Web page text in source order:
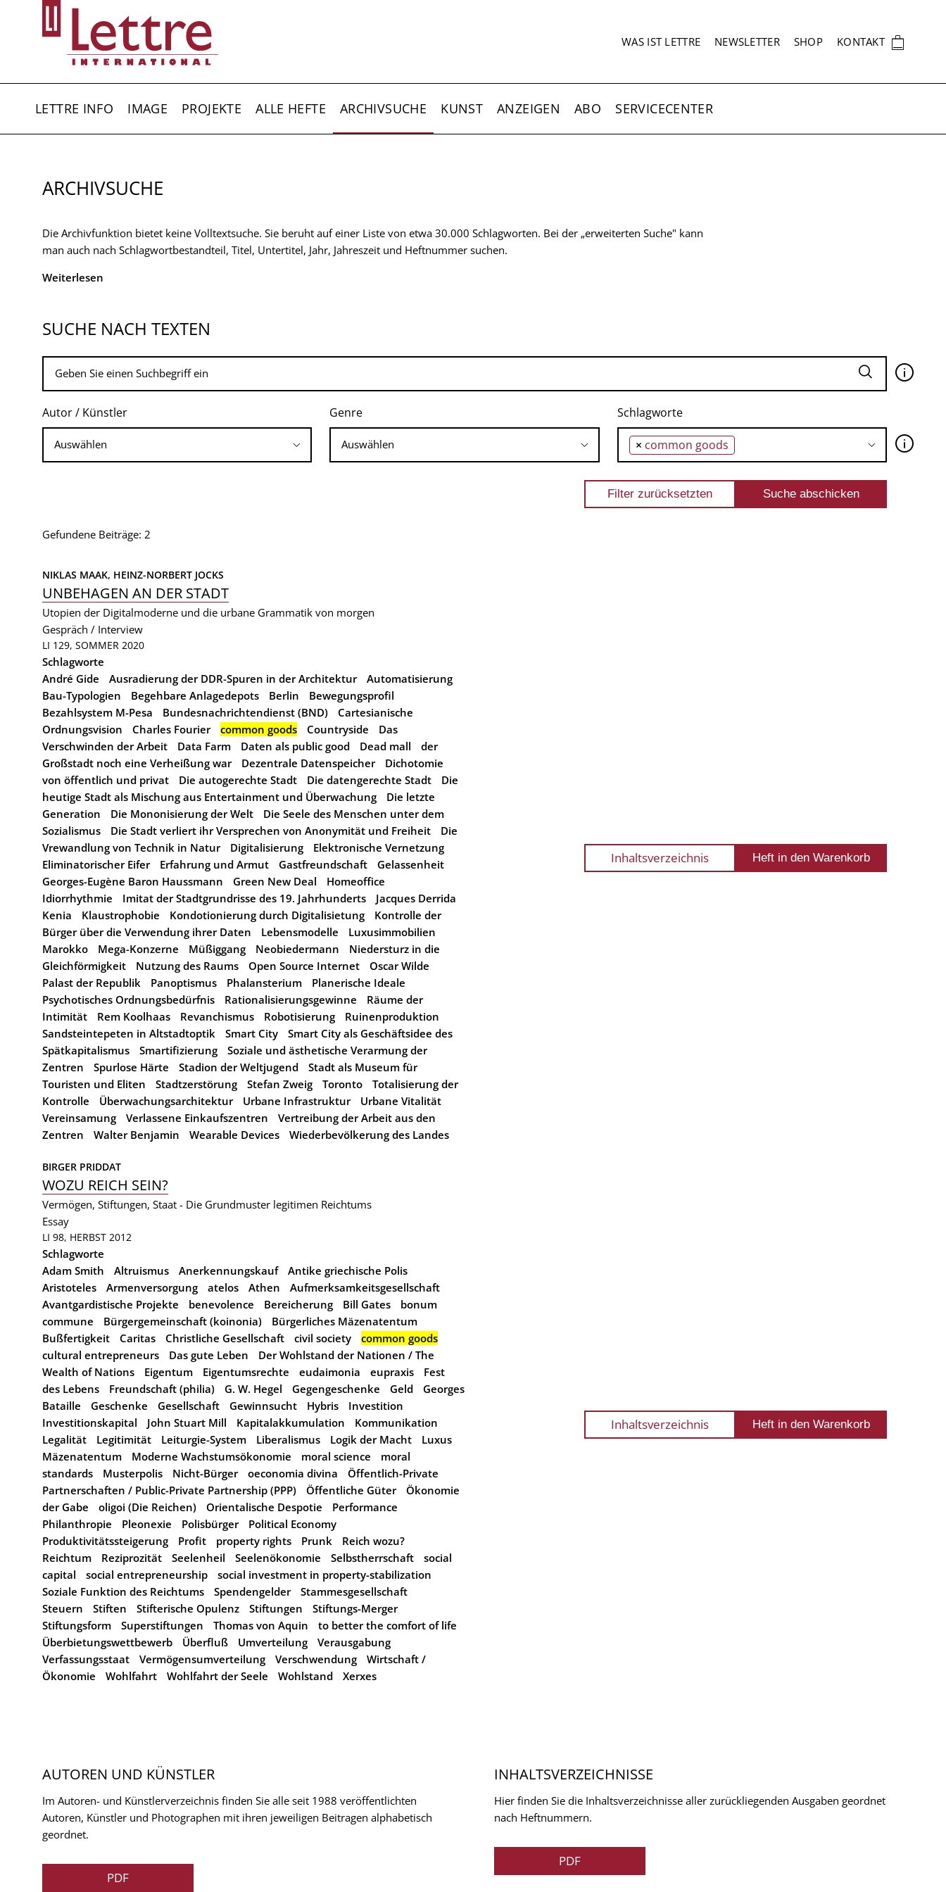
SEKUNDÄRNAVIGATION
WAS IST LETTRE NEWSLETTER SHOP KONTAKT 🛍
LETTRE INFO IMAGE PROJEKTE ALLE HEFTE ARCHIVSUCHE KUNST ANZEIGEN ABO SERVICECENTER
ARCHIVSUCHE
Die Archivfunktion bietet keine Volltextsuche. Sie beruht auf einer Liste von etwa 30.000 Schlagworten. Bei der „erweiterten Suche" kann
man auch nach Schlagwortbestandteil, Titel, Untertitel, Jahr, Jahreszeit und Heftnummer suchen.
Weiterlesen
SUCHE NACH TEXTEN
🛈
Autor / Künstler Genre Schlagworte
× common goods 🛈
Gefundene Beiträge: 2
NIKLAS MAAK, HEINZ-NORBERT JOCKS
UNBEHAGEN AN DER STADT
Utopien der Digitalmoderne und die urbane Grammatik von morgen
Gespräch / Interview
LI 129, SOMMER 2020
Schlagworte
André Gide
Ausradierung der DDR-Spuren in der Architektur
Automatisierung
Bau-Typologien
Begehbare Anlagedepots Berlin
Bewegungsprofil
Bezahlsystem M-Pesa
Bundesnachrichtendienst (BND)
Cartesianische
Ordnungsvision
Charles Fourier common goods Countryside
Das
Verschwinden der Arbeit
Data Farm Daten als public good Dead mall
der
Großstadt noch eine Verheißung war
Dezentrale Datenspeicher
Dichotomie
von öffentlich und privat
Die autogerechte Stadt Die datengerechte Stadt
Die
heutige Stadt als Mischung aus Entertainment und Überwachung
Die letzte
Generation
Die Mononisierung der Welt
Die Seele des Menschen unter dem
Sozialismus
Die Stadt verliert ihr Versprechen von Anonymität und Freiheit
Die
Vrewandlung von Technik in Natur
Digitalisierung
Elektronische Vernetzung
Eliminatorischer Eifer
Erfahrung und Armut Gastfreundschaft
Gelassenheit
Georges-Eugène Baron Haussmann
Green New Deal
Homeoffice
Idiorrhythmie
Imitat der Stadtgrundrisse des 19. Jahrhunderts
Jacques Derrida
Kenia
Klaustrophobie Kondotionierung durch Digitalisietung
Kontrolle der
Bürger über die Verwendung ihrer Daten
Lebensmodelle
Luxusimmobilien
Marokko
Mega-Konzerne Müßiggang Neobiedermann
Niedersturz in die
Gleichförmigkeit
Nutzung des Raums Open Source Internet
Oscar Wilde
Palast der Republik
Panoptismus Phalansterium
Planerische Ideale
Psychotisches Ordnungsbedürfnis
Rationalisierungsgewinne
Räume der
Intimität
Rem Koolhaas Revanchismus Robotisierung
Ruinenproduktion
Sandsteintepeten in Altstadtoptik
Smart City
Smart City als Geschäftsidee des
Spätkapitalismus
Smartifizierung
Soziale und ästhetische Verarmung der
Zentren
Spurlose Härte Stadion der Weltjugend
Stadt als Museum für
Touristen und Eliten
Stadtzerstörung Stefan Zweig Toronto
Totalisierung der
Kontrolle
Überwachungsarchitektur Urbane Infrastruktur
Urbane Vitalität
Vereinsamung
Verlassene Einkaufszentren
Vertreibung der Arbeit aus den
Zentren
Walter Benjamin Wearable Devices Wiederbevölkerung des Landes
Inhaltsverzeichnis
BIRGER PRIDDAT
WOZU REICH SEIN?
Vermögen, Stiftungen, Staat - Die Grundmuster legitimen Reichtums
Essay
LI 98, HERBST 2012
Schlagworte
Adam Smith
Altruismus Anerkennungskauf
Antike griechische Polis
Aristoteles
Armenversorgung atelos Athen
Aufmerksamkeitsgesellschaft
Avantgardistische Projekte
benevolence Bereicherung Bill Gates
bonum
commune
Bürgergemeinschaft (koinonia)
Bürgerliches Mäzenatentum
Bußfertigkeit
Caritas Christliche Gesellschaft civil society
common goods
cultural entrepreneurs
Das gute Leben
Der Wohlstand der Nationen / The
Wealth of Nations
Eigentum Eigentumsrechte eudaimonia eupraxis
Fest
des Lebens
Freundschaft (philia) G. W. Hegel Gegengeschenke Geld
Georges
Bataille
Geschenke Gesellschaft Gewinnsucht Hybris
Investition
Investitionskapital
John Stuart Mill Kapitalakkumulation
Kommunikation
Legalität
Legitimität Leiturgie-System Liberalismus Logik der Macht
Luxus
Mäzenatentum
Moderne Wachstumsökonomie moral science
moral
standards
Musterpolis Nicht-Bürger oeconomia divina
Öffentlich-Private
Partnerschaften / Public-Private Partnership (PPP)
Öffentliche Güter
Ökonomie
der Gabe
oligoi (Die Reichen) Orientalische Despotie
Performance
Philanthropie
Pleonexie Polisbürger
Political Economy
Produktivitätssteigerung
Profit property rights Prunk
Reich wozu?
Reichtum
Reziprozität Seelenheil Seelenökonomie Selbstherrschaft
social
capital
social entrepreneurship
social investment in property-stabilization
Soziale Funktion des Reichtums
Spendengelder
Stammesgesellschaft
Steuern
Stiften Stifterische Opulenz Stiftungen
Stiftungs-Merger
Stiftungsform
Superstiftungen Thomas von Aquin
to better the comfort of life
Überbietungswettbewerb
Überfluß Umverteilung
Verausgabung
Verfassungsstaat
Vermögensumverteilung Verschwendung
Wirtschaft /
Ökonomie
Wohlfahrt Wohlfahrt der Seele Wohlstand Xerxes
Inhaltsverzeichnis
AUTOREN UND KÜNSTLER
Im Autoren- und Künstlerverzeichnis finden Sie alle seit 1988 veröffentlichten
Autoren, Künstler und Photographen mit ihren jeweiligen Beitragen alphabetisch
geordnet.
PDF
INHALTSVERZEICHNISSE
Hier finden Sie die Inhaltsverzeichnisse aller zurückliegenden Ausgaben geordnet
nach Heftnummern.
PDF